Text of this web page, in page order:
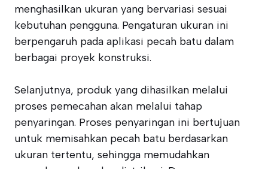
menghasilkan ukuran yang bervariasi sesuai
kebutuhan pengguna. Pengaturan ukuran ini
berpengaruh pada aplikasi pecah batu dalam
berbagai proyek konstruksi.
Selanjutnya, produk yang dihasilkan melalui
proses pemecahan akan melalui tahap
penyaringan. Proses penyaringan ini bertujuan
untuk memisahkan pecah batu berdasarkan
ukuran tertentu, sehingga memudahkan